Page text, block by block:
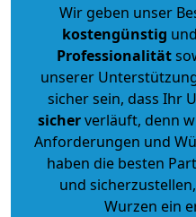
Wir geben unser
kostengünstig
Professionalität
unserer
sicher sein, dass Ihr
sicherverläuft, denn
Anforderungen und
haben die besten
und
Wurzen ein